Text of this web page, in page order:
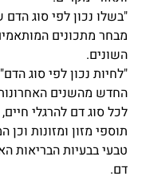
"בשלו נכון לפי סוג
מבחר מתכונים
השונים.
"לחיות נכון לפי סוג
החדש מהשנים
לכל סוג דם להרגלי
תוספי מזון ומזונות וכן
טבעי בבעיות הבריאות
דם.